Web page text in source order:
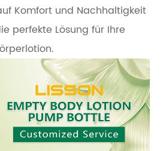
Komfort und Nachhaltigkeit
perfekte Lösung für Ihre